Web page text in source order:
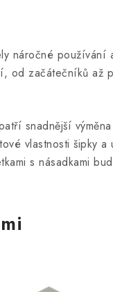
náročné
od začátečníků až
snadnější
vlastnosti šipky
s násadkami